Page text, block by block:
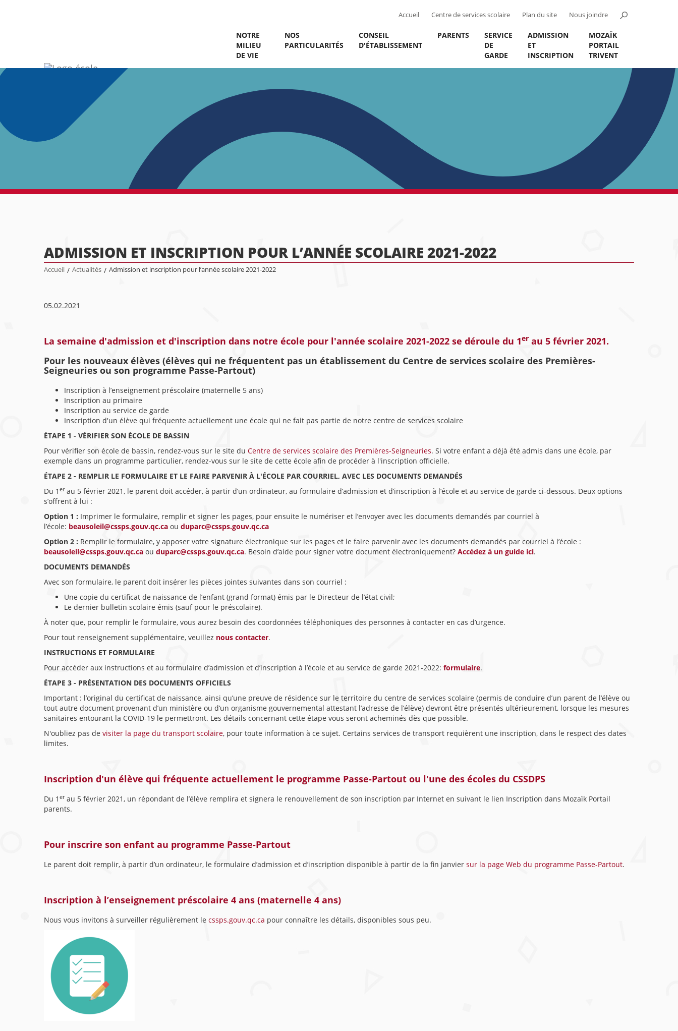
Accueil Centre de services scolaire Plan du site Nous joindre
NOTRE
MILIEU
DE VIE
NOS
PARTICULARITÉS
CONSEIL
D'ÉTABLISSEMENT
PARENTS
SERVICE
DE
GARDE
ADMISSION
ET
INSCRIPTION
MOZAÏK
PORTAIL
TRIVENT
ADMISSION ET INSCRIPTION POUR L’ANNÉE SCOLAIRE 2021-2022
Accueil / Actualités / Admission et inscription pour l’année scolaire 2021-2022
05.02.2021
La semaine d'admission et d'inscription dans notre école pour l'année scolaire 2021-2022 se déroule du 1er au 5 février 2021.
Pour les nouveaux élèves (élèves qui ne fréquentent pas un établissement du Centre de services scolaire des Premières-
Seigneuries ou son programme Passe-Partout)
Inscription à l’enseignement préscolaire (maternelle 5 ans)
Inscription au primaire
Inscription au service de garde
Inscription d'un élève qui fréquente actuellement une école qui ne fait pas partie de notre centre de services scolaire
ÉTAPE 1 - VÉRIFIER SON ÉCOLE DE BASSIN
Pour vérifier son école de bassin, rendez-vous sur le site du Centre de services scolaire des Premières-Seigneuries. Si votre enfant a déjà été admis dans une école, par
exemple dans un programme particulier, rendez-vous sur le site de cette école afin de procéder à l'inscription officielle.
ÉTAPE 2 - REMPLIR LE FORMULAIRE ET LE FAIRE PARVENIR À L'ÉCOLE PAR COURRIEL, AVEC LES DOCUMENTS DEMANDÉS
Du 1 erau 5 février 2021, le parent doit accéder, à partir d’un ordinateur, au formulaire d’admission et d’inscription à l’école et au service de garde ci-dessous. Deux options
s’offrent à lui :
Option 1 : Imprimer le formulaire, remplir et signer les pages, pour ensuite le numériser et l’envoyer avec les documents demandés par courriel à
l’école: beausoleil@cssps.gouv.qc.ca ou duparc@cssps.gouv.qc.ca
Option 2 : Remplir le formulaire, y apposer votre signature électronique sur les pages et le faire parvenir avec les documents demandés par courriel à l’école :
beausoleil@cssps.gouv.qc.ca ou duparc@cssps.gouv.qc.ca. Besoin d’aide pour signer votre document électroniquement? Accédez à un guide ici.
DOCUMENTS DEMANDÉS
Avec son formulaire, le parent doit insérer les pièces jointes suivantes dans son courriel :
Une copie du certificat de naissance de l’enfant (grand format) émis par le Directeur de l’état civil;
Le dernier bulletin scolaire émis (sauf pour le préscolaire).
À noter que, pour remplir le formulaire, vous aurez besoin des coordonnées téléphoniques des personnes à contacter en cas d’urgence.
Pour tout renseignement supplémentaire, veuillez nous contacter.
INSTRUCTIONS ET FORMULAIRE
Pour accéder aux instructions et au formulaire d’admission et d’inscription à l’école et au service de garde 2021-2022: formulaire.
ÉTAPE 3 - PRÉSENTATION DES DOCUMENTS OFFICIELS
Important : l’original du certificat de naissance, ainsi qu’une preuve de résidence sur le territoire du centre de services scolaire (permis de conduire d’un parent de l’élève ou
tout autre document provenant d’un ministère ou d’un organisme gouvernemental attestant l’adresse de l’élève) devront être présentés ultérieurement, lorsque les mesures
sanitaires entourant la COVID-19 le permettront. Les détails concernant cette étape vous seront acheminés dès que possible.
N'oubliez pas de visiter la page du transport scolaire, pour toute information à ce sujet. Certains services de transport requièrent une inscription, dans le respect des dates
limites.
Inscription d'un élève qui fréquente actuellement le programme Passe-Partout ou l'une des écoles du CSSDPS
Du 1 erau 5 février 2021, un répondant de l’élève remplira et signera le renouvellement de son inscription par Internet en suivant le lien Inscription dans Mozaïk Portail
parents.
Pour inscrire son enfant au programme Passe-Partout
Le parent doit remplir, à partir d’un ordinateur, le formulaire d’admission et d’inscription disponible à partir de la fin janvier sur la page Web du programme Passe-Partout.
Inscription à l’enseignement préscolaire 4 ans (maternelle 4 ans)
Nous vous invitons à surveiller régulièrement le cssps.gouv.qc.ca pour connaître les détails, disponibles sous peu.